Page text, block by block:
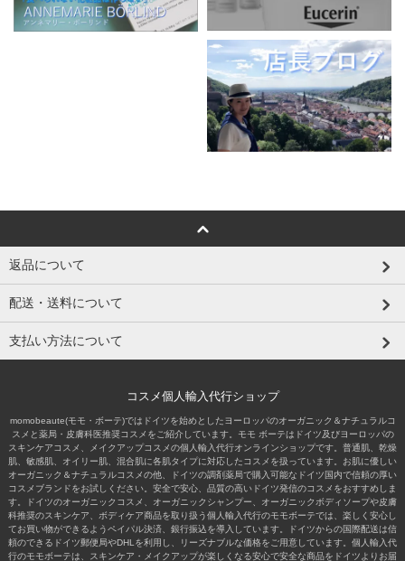
返品について
配送・送料について
支払い方法について
コスメ個人輸入代行ショップ
momobeaute(モモ・ボーテ)ではドイツを始めとしたヨーロッパのオーガニック＆ナチュラルコ
スメと薬局・皮膚科医推奨コスメをご紹介しています。モモ ボーテはドイツ及びヨーロッパの
スキンケアコスメ、メイクアップコスメの個人輸入代行オンラインショップです。普通肌、乾燥
肌、敏感肌、オイリー肌、混合肌に各肌タイプに対応したコスメを扱っています。お肌に優しい
オーガニック＆ナチュラルコスメの他、ドイツの調剤薬局で購入可能なドイツ国内で信頼の厚い
コスメブランドをお試しください。安全で安心、品質の高いドイツ発信のコスメをおすすめしま
す。ドイツのオーガニックコスメ、オーガニックシャンプー、オーガニックボディソープや皮膚
科推奨のスキンケア、ボディケア商品を取り扱う個人輸入代行のモモボーテでは、楽しく安心し
てお買い物ができるようペイパル決済、銀行振込を導入しています。ドイツからの国際配送は信
頼のできるドイツ郵便局やDHLを利用し、リーズナブルな価格をご用意しています。個人輸入代
行のモモボーテは、スキンケア・メイクアップが楽しくなる安心で安全な商品をドイツよりお届